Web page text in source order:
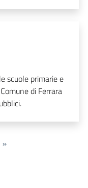
scuole primarie e
di Ferrara
»